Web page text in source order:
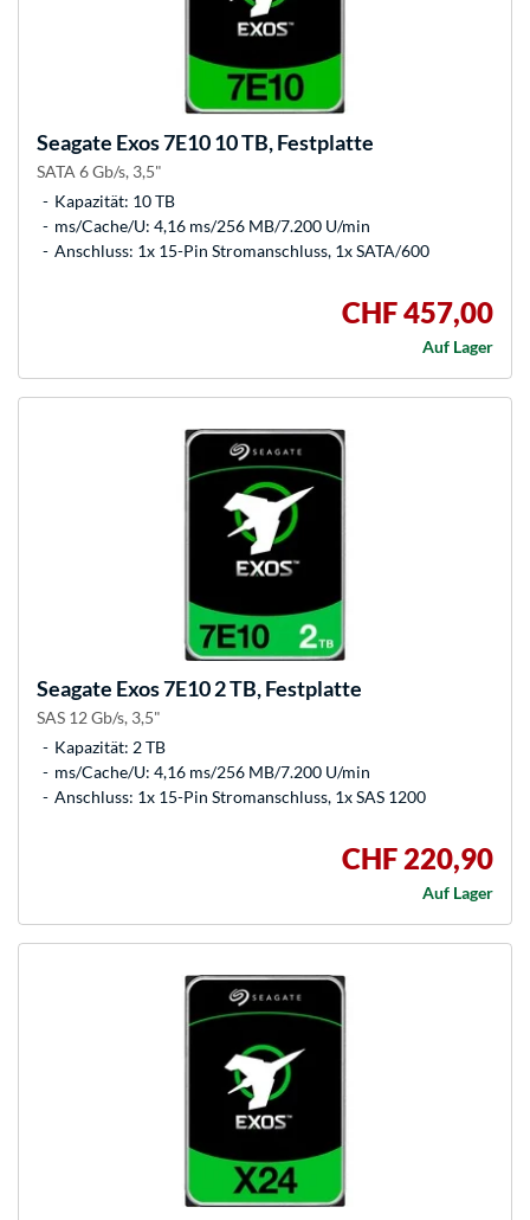
Seagate Exos 7E10 10 TB, Festplatte
SATA 6 Gb/s, 3,5"
Kapazität: 10 TB
ms/Cache/U: 4,16 ms/256 MB/7.200 U/min
Anschluss: 1x 15-Pin Stromanschluss, 1x SATA/600
CHF 457,00
Auf Lager
Seagate Exos 7E10 2 TB, Festplatte
SAS 12 Gb/s, 3,5"
Kapazität: 2 TB
ms/Cache/U: 4,16 ms/256 MB/7.200 U/min
Anschluss: 1x 15-Pin Stromanschluss, 1x SAS 1200
CHF 220,90
Auf Lager